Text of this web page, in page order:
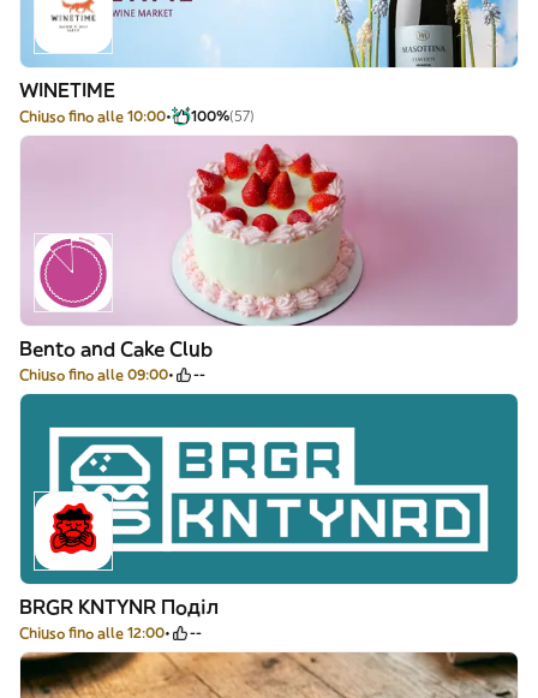
WINETIME
Chiuso fino alle 10:00 100%(57)
Bento and Cake Club
Chiuso fino alle 09:00 --
BRGR KNTYNR Поділ
Chiuso fino alle 12:00 --